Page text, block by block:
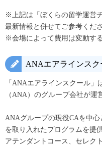
※上記は「ぼくらの留学運営
最新情報と併せてご参考くださ
※会場によって費用は変動す
ANAエアラインスク
「ANAエアラインスクール
（ANA）のグループ会社が運
ANAグループの現役CAを中
を取り入れたプログラムを提
アテンダントコース、セレク